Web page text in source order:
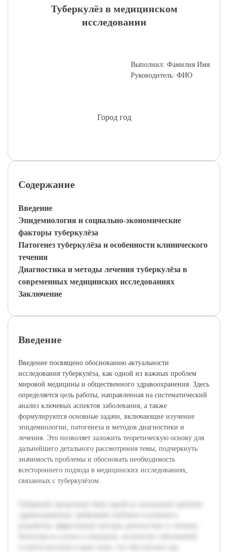
Туберкулёз в медицинском
исследовании
Выполнил: Фамилия Имя
Руководитель: ФИО
Город год
Содержание
Введение
Эпидемиология и социально-экономические
факторы туберкулёза
Патогенез туберкулёза и особенности клинического
течения
Диагностика и методы лечения туберкулёза в
современных медицинских исследованиях
Заключение
Введение
Введение посвящено обоснованию актуальности
исследования туберкулёза, как одной из важных проблем
мировой медицины и общественного здравоохранения. Здесь
определяется цель работы, направленная на систематический
анализ ключевых аспектов заболевания, а также
формулируются основные задачи, включающие изучение
эпидемиологии, патогенеза и методов диагностики и
лечения. Это позволяет заложить теоретическую основу для
дальнейшего детального рассмотрения темы, подчеркнуть
значимость проблемы и обосновать необходимость
всестороннего подхода в медицинских исследованиях,
связанных с туберкулёзом.